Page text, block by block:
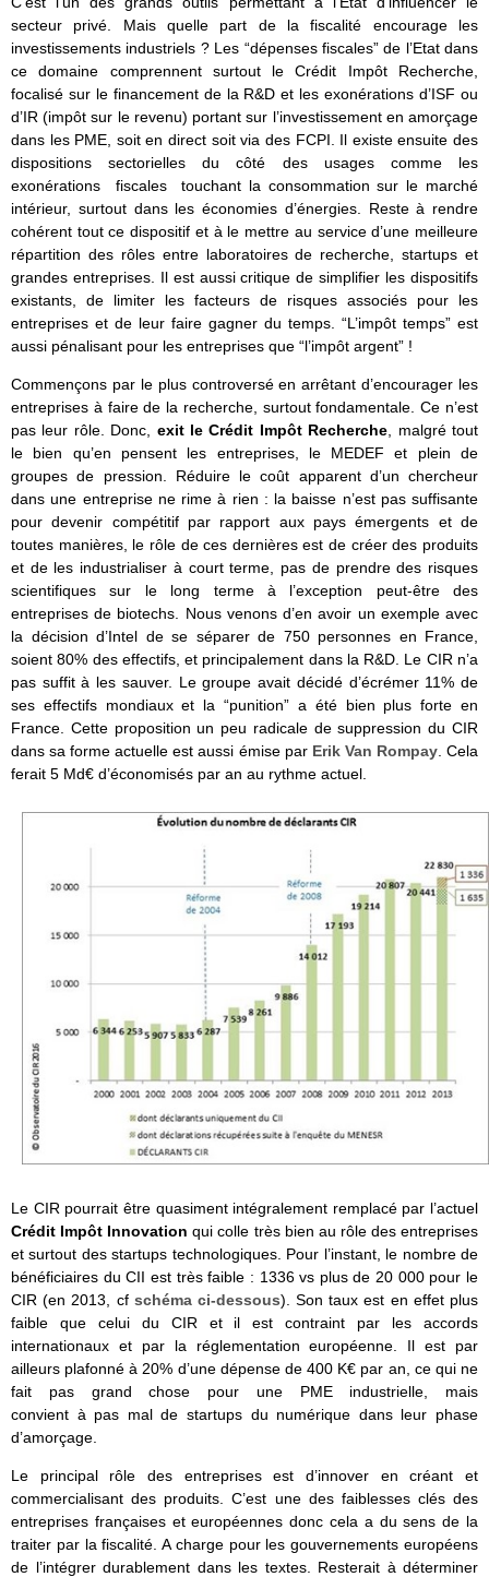
secteur privé. Mais quelle part de la fiscalité encourage les
investissements industriels ? Les “dépenses fiscales” de l’Etat dans
ce domaine comprennent surtout le Crédit Impôt Recherche,
focalisé sur le financement de la R&D et les exonérations d’ISF ou
d’IR (impôt sur le revenu) portant sur l’investissement en amorçage
dans les PME, soit en direct soit via des FCPI. Il existe ensuite des
dispositions sectorielles du côté des usages comme les
exonérations fiscales touchant la consommation sur le marché
intérieur, surtout dans les économies d’énergies. Reste à rendre
cohérent tout ce dispositif et à le mettre au service d’une meilleure
répartition des rôles entre laboratoires de recherche, startups et
grandes entreprises. Il est aussi critique de simplifier les dispositifs
existants, de limiter les facteurs de risques associés pour les
entreprises et de leur faire gagner du temps. “L’impôt temps” est
aussi pénalisant pour les entreprises que “l’impôt argent” !
Commençons par le plus controversé en arrêtant d’encourager les
entreprises à faire de la recherche, surtout fondamentale. Ce n’est
pas leur rôle. Donc, exit le Crédit Impôt Recherche , malgré tout
le bien qu’en pensent les entreprises, le MEDEF et plein de
groupes de pression. Réduire le coût apparent d’un chercheur
dans une entreprise ne rime à rien : la baisse n’est pas suffisante
pour devenir compétitif par rapport aux pays émergents et de
toutes manières, le rôle de ces dernières est de créer des produits
et de les industrialiser à court terme, pas de prendre des risques
scientifiques sur le long terme à l’exception peut-être des
entreprises de biotechs. Nous venons d’en avoir un exemple avec
la décision d’Intel de se séparer de 750 personnes en France,
soient 80% des effectifs, et principalement dans la R&D. Le CIR n’a
pas suffit à les sauver. Le groupe avait décidé d’écrémer 11% de
ses effectifs mondiaux et la “punition” a été bien plus forte en
France. Cette proposition un peu radicale de suppression du CIR
dans sa forme actuelle est aussi émise par Erik Van Rompay. Cela
ferait 5 Md€ d’économisés par an au rythme actuel.
Le CIR pourrait être quasiment intégralement remplacé par l’actuel
Crédit Impôt Innovationqui colle très bien au rôle des entreprises
et surtout des startups technologiques. Pour l’instant, le nombre de
bénéficiaires du CII est très faible : 1336 vs plus de 20 000 pour le
CIR (en 2013, cf schéma ci-dessous). Son taux est en effet plus
faible que celui du CIR et il est contraint par les accords
internationaux et par la réglementation européenne. Il est par
ailleurs plafonné à 20% d’une dépense de 400 K€ par an, ce qui ne
fait pas grand chose pour une PME industrielle, mais
convient à pas mal de startups du numérique dans leur phase
d’amorçage.
Le principal rôle des entreprises est d’innover en créant et
commercialisant des produits. C’est une des faiblesses clés des
entreprises françaises et européennes donc cela a du sens de la
traiter par la fiscalité. A charge pour les gouvernements européens
de l’intégrer durablement dans les textes. Resterait à déterminer